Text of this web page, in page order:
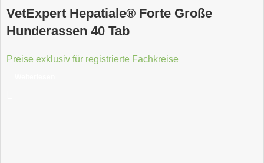
VetExpert Hepatiale® Forte Große
Hunderassen 40 Tab
Preise exklusiv für registrierte Fachkreise